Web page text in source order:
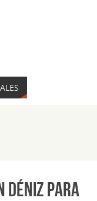
Déniz para